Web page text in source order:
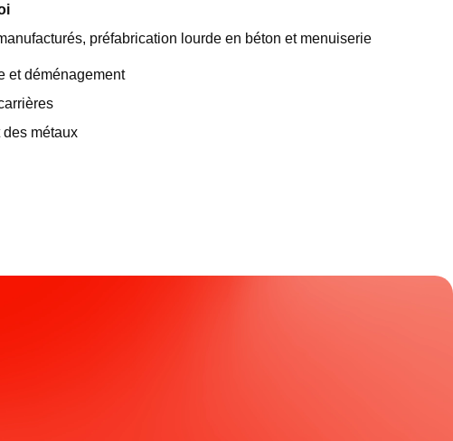
préfabrication lourde en béton et menuiserie
et déménagement
des métaux